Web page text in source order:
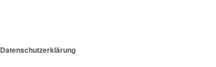
Datenschutzerklärung